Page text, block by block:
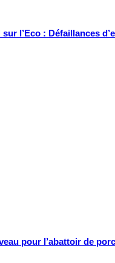
sur l’Eco : Défaillances
pour l’abattoir de